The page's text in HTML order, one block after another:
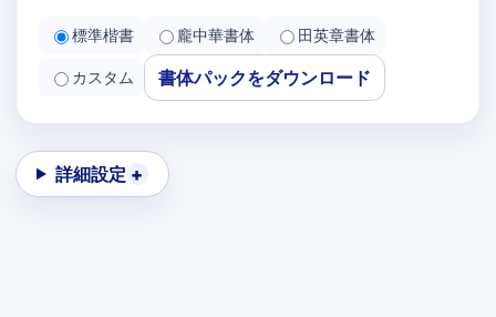
標準楷書 龐中華書体 田英章書体
カスタム 書体パックをダウンロード
詳細設定